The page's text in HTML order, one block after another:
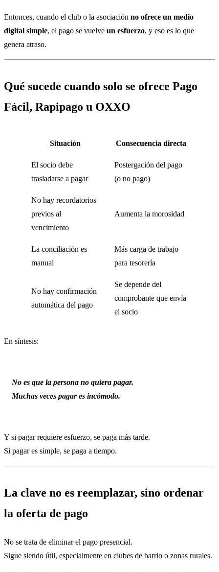
Entonces, cuando el club o la asociación no ofrece un medio
digital simple, el pago se vuelve un esfuerzo, y eso es lo que
genera atraso.
Qué sucede cuando solo se ofrece Pago
Fácil, Rapipago u OXXO
Situación Consecuencia directa
El socio debe
trasladarse a pagar
Postergación del pago
(o no pago)
No hay recordatorios
previos al
vencimiento
Aumenta la morosidad
La conciliación es
manual
Más carga de trabajo
para tesorería
No hay confirmación
automática del pago
Se depende del
comprobante que envía
el socio
En síntesis:
No es que la persona no quiera pagar.
Muchas veces pagar es incómodo.
Y si pagar requiere esfuerzo, se paga más tarde.
Si pagar es simple, se paga a tiempo.
La clave no es reemplazar, sino ordenar
la oferta de pago
No se trata de eliminar el pago presencial.
Sigue siendo útil, especialmente en clubes de barrio o zonas rurales.